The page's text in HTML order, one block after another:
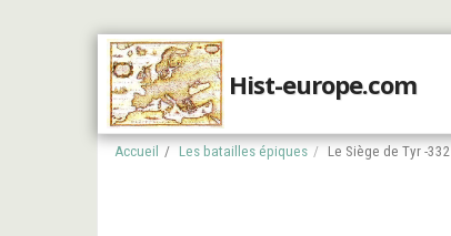
Hist-europe.com
Accueil Les batailles épiques Le Siège de Tyr -332